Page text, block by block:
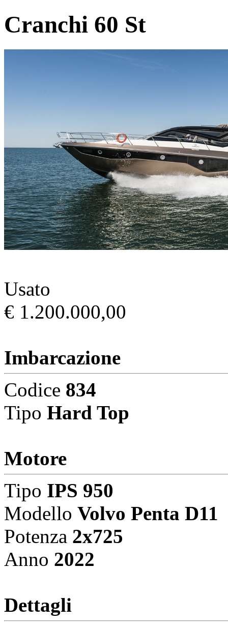
Cranchi 60 St
Usato
€ 1.200.000,00
Imbarcazione
Codice 834
Tipo Hard Top
Motore
Tipo IPS 950
Modello Volvo Penta D11
Potenza 2x725
Anno 2022
Dettagli